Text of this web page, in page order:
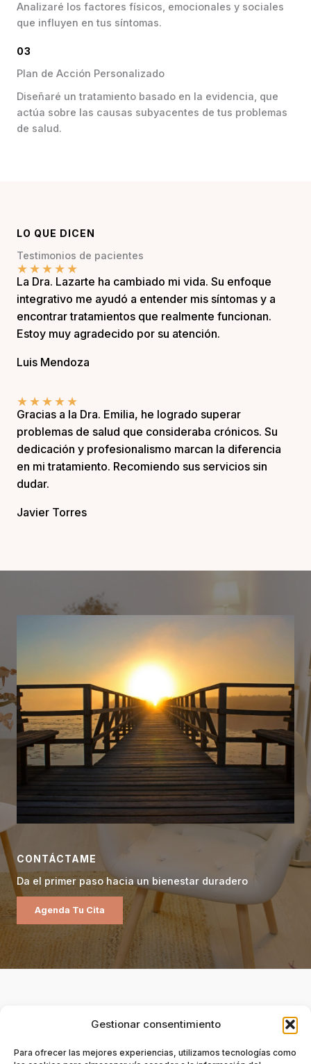
Gestionar consentimiento
Para ofrecer las mejores experiencias, utilizamos tecnologías como
Analizaré los factores físicos, emocionales y sociales
que influyen en tus síntomas.
03
Plan de Acción Personalizado
Diseñaré un tratamiento basado en la evidencia, que
actúa sobre las causas subyacentes de tus problemas
de salud.
LO QUE DICEN
Testimonios de pacientes
★★★★★
La Dra. Lazarte ha cambiado mi vida. Su enfoque
integrativo me ayudó a entender mis síntomas y a
encontrar tratamientos que realmente funcionan.
Estoy muy agradecido por su atención.
Luis Mendoza
★★★★★
Gracias a la Dra. Emilia, he logrado superar
problemas de salud que consideraba crónicos. Su
dedicación y profesionalismo marcan la diferencia
en mi tratamiento. Recomiendo sus servicios sin
dudar.
Javier Torres
CONTÁCTAME
Da el primer paso hacia un bienestar duradero
Agenda Tu Cita